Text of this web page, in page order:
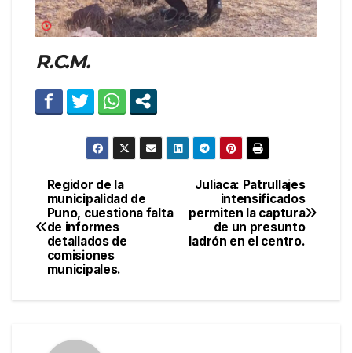
R.C.M.
Navegación
de
entradas
Juliaca: Patrullajes
intensificados
permiten la captura
de un presunto
ladrón en el centro.
Regidor de la
municipalidad de
Puno, cuestiona falta
de informes
detallados de
comisiones
municipales.